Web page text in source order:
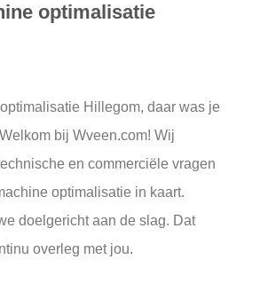
optimalisatie
Hillegom, daar was je
bij Wveen.com! Wij
en commerciële vragen
optimalisatie in kaart.
doelgericht aan de slag. Dat
overleg met jou.